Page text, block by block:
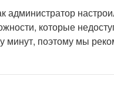
администратор
которые
минут, поэтому мы